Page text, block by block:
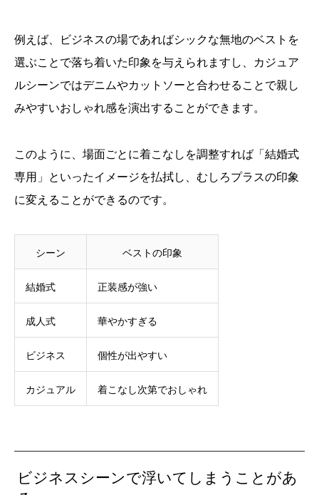
例えば、ビジネスの場であればシックな無地のベストを
選ぶことで落ち着いた印象を与えられますし、カジュア
ルシーンではデニムやカットソーと合わせることで親し
みやすいおしゃれ感を演出することができます。
このように、場面ごとに着こなしを調整すれば「結婚式
専用」といったイメージを払拭し、むしろプラスの印象
に変えることができるのです。
シーン ベストの印象
結婚式 正装感が強い
成人式 華やかすぎる
ビジネス 個性が出やすい
カジュアル 着こなし次第でおしゃれ
ビジネスシーンで浮いてしまうことがあ